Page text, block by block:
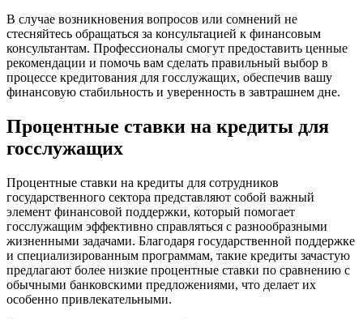
В случае возникновения вопросов или сомнений не
стесняйтесь обращаться за консультацией к финансовым
консультантам. Профессионалы смогут предоставить ценные
рекомендации и помочь вам сделать правильный выбор в
процессе кредитования для госслужащих, обеспечив вашу
финансовую стабильность и уверенность в завтрашнем дне.
Процентные ставки на кредиты для
госслужащих
Процентные ставки на кредиты для сотрудников
государственного сектора представляют собой важный
элемент финансовой поддержки, который помогает
госслужащим эффективно справляться с разнообразными
жизненными задачами. Благодаря государственной поддержке
и специализированным программам, такие кредиты зачастую
предлагают более низкие процентные ставки по сравнению с
обычными банковскими предложениями, что делает их
особенно привлекательными.